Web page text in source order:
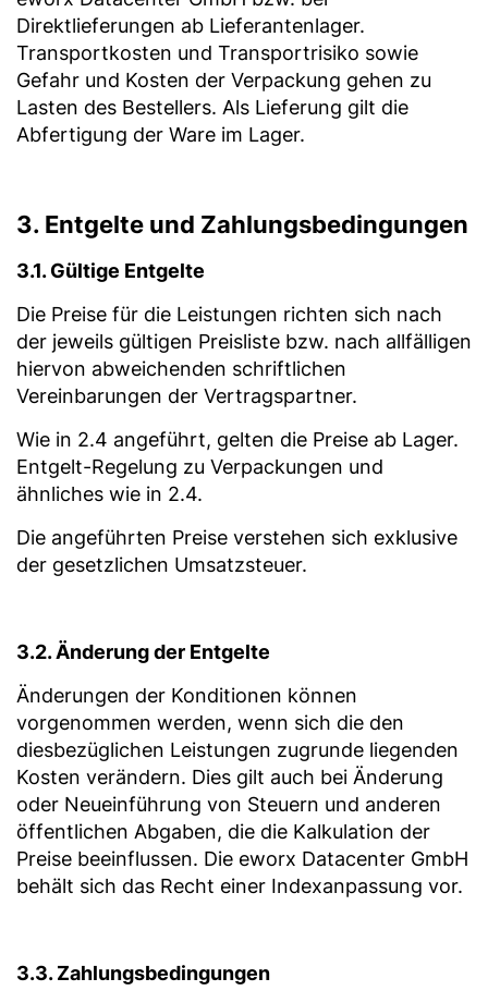
Direktlieferungen ab Lieferantenlager.
Transportkosten und Transportrisiko sowie
Gefahr und Kosten der Verpackung gehen zu
Lasten des Bestellers. Als Lieferung gilt die
Abfertigung der Ware im Lager.
3. Entgelte und Zahlungsbedingungen
3.1. Gültige Entgelte
Die Preise für die Leistungen richten sich nach
der jeweils gültigen Preisliste bzw. nach allfälligen
hiervon abweichenden schriftlichen
Vereinbarungen der Vertragspartner.
Wie in 2.4 angeführt, gelten die Preise ab Lager.
Entgelt-Regelung zu Verpackungen und
ähnliches wie in 2.4.
Die angeführten Preise verstehen sich exklusive
der gesetzlichen Umsatzsteuer.
3.2. Änderung der Entgelte
Änderungen der Konditionen können
vorgenommen werden, wenn sich die den
diesbezüglichen Leistungen zugrunde liegenden
Kosten verändern. Dies gilt auch bei Änderung
oder Neueinführung von Steuern und anderen
öffentlichen Abgaben, die die Kalkulation der
Preise beeinflussen. Die eworx Datacenter GmbH
behält sich das Recht einer Indexanpassung vor.
3.3. Zahlungsbedingungen